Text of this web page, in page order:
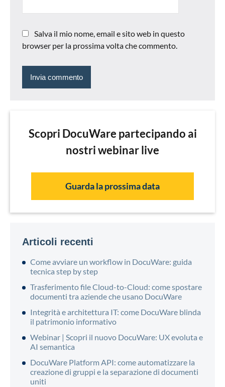
Salva il mio nome, email e sito web in questo
browser per la prossima volta che commento.
Scopri DocuWare partecipando ai
nostri webinar live
Guarda la prossima data
Articoli recenti
Come avviare un workflow in DocuWare: guida
tecnica step by step
Trasferimento file Cloud-to-Cloud: come spostare
documenti tra aziende che usano DocuWare
Integrità e architettura IT: come DocuWare blinda
il patrimonio informativo
Webinar | Scopri il nuovo DocuWare: UX evoluta e
AI semantica
DocuWare Platform API: come automatizzare la
creazione di gruppi e la separazione di documenti
uniti